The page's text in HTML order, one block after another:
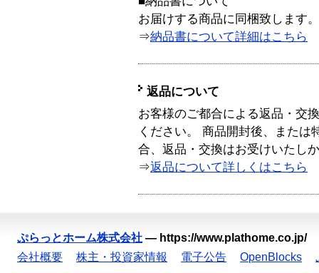
お届けする商品に同梱致します。
⇒納品書について詳細はこちら
返品について
お客様のご都合による返品・交
ください。 商品開封後、または
合、返品・交換はお受けいたし
⇒返品について詳しくはこちら
ぷらっとホーム株式会社 — https://www.plathome.co.jp/
会社概要
株主・投資家情報 電子公告 OpenBlocks